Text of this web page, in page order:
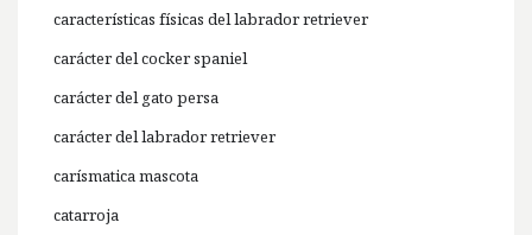
características físicas del labrador retriever
carácter del cocker spaniel
carácter del gato persa
carácter del labrador retriever
carísmatica mascota
catarroja